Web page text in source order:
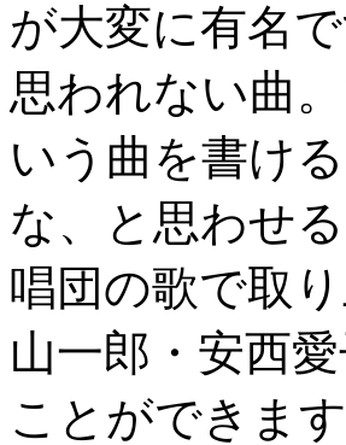
が大変に有名
思われない曲
いう曲を書け
な、と思わせ
唱団の歌で取
山一郎・安西
ことができます